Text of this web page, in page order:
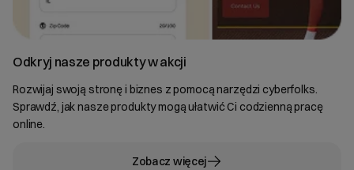
Odkryj nasze produkty w akcji
Rozwijaj swoją stronę i biznes z pomocą narzędzi cyberfolks.
Sprawdź, jak nasze produkty mogą ułatwić Ci codzienną pracę
online.
Zobacz więcej